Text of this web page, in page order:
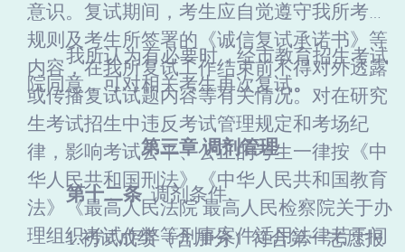
意识。复试期间，考生应自觉遵守我所考场
规则及考生所签署的《诚信复试承诺书》等
内容，在我所复试工作结束前不得对外透露
或传播复试试题内容等有关情况。对在研究
生考试招生中违反考试管理规定和考场纪
律，影响考试公平、公正的考生一律按《中
华人民共和国刑法》《中华人民共和国教育
法》《最高人民法院 最高人民检察院关于办
理组织考试作弊等刑事案件适用法律若干问
我所认为有必要时，经市教育招生考试
院同意，可对相关考生再次复试。
第三章 调剂管理
第十二条 调剂条件
1.初试成绩（含加分）符合第一志愿报